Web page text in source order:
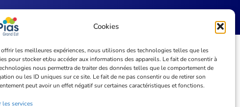
Cookies
offrir les meilleures expériences, nous utilisons des technologies telles que les
pour stocker et/ou accéder aux informations des appareils. Le fait de consentir à
nous permettra de traiter des données telles que le comportement de
ou les ID uniques sur ce site. Le fait de ne pas consentir ou de retirer son
peut avoir un effet négatif sur certaines caractéristiques et fonctions.
les services